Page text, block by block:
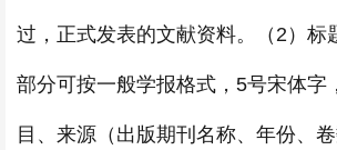
过，正式发表的文献资料。（2）标
部分可按一般学报格式，5号宋体字
目、来源（出版期刊名称、年份、